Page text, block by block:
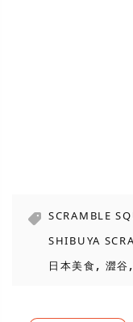
SCRAMBLE
SHIBUYA
日本美食, 澀谷,